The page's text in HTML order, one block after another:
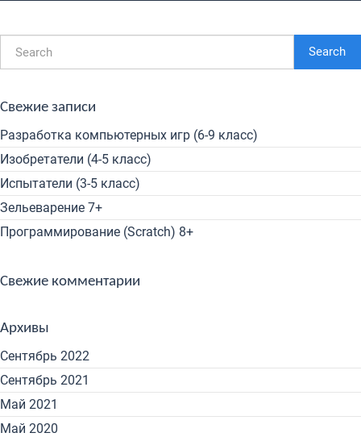
Search
Свежие записи
Разработка компьютерных игр (6-9 класс)
Изобретатели (4-5 класс)
Испытатели (3-5 класс)
Зельеварение 7+
Программирование (Scratch) 8+
Свежие комментарии
Архивы
Сентябрь 2022
Сентябрь 2021
Май 2021
Май 2020